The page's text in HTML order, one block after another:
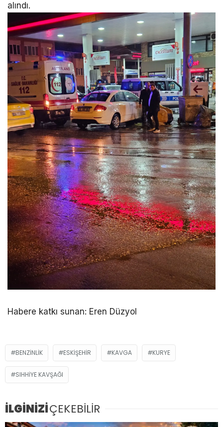
alındı.
Habere katkı sunan: Eren Düzyol
BENZINLIK ESKIŞEHIR KAVGA KURYE
SIHHIYE KAVŞAĞI
İLGİNİZİÇEKEBİLİR